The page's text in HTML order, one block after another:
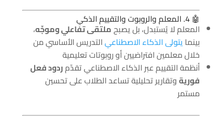
🤖 4. المعلم والروبوت والتقييم الذكي
المعلم لا يُستبدل، بل يصبحملتقى تفاعلي وموجِّه،
بينمايتولى الذكاء الاصطناعيالتدريس الأساسي من
خلال معلمين افتراضيين أو روبوتات تعليمية
أنظمة التقييم عبر الذكاء الاصطناعي تقدّمردود فعل
فوريةوتقارير تحليلية تساعد الطلاب على تحسين
مستمر